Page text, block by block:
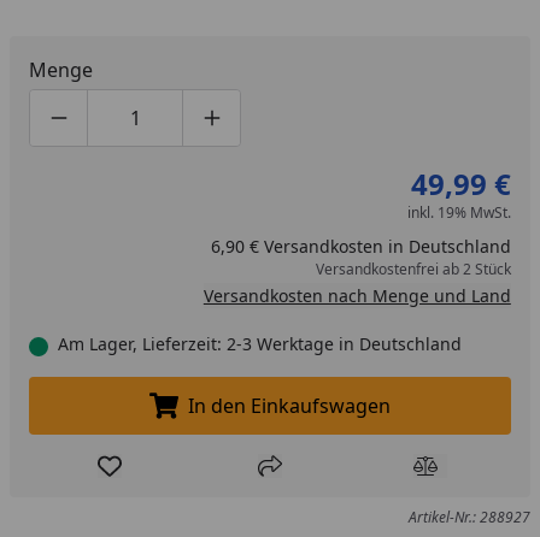
Menge
Produktmenge um eins verringern
Produktmenge manuell eingeben
Produktmenge um eins erhöhen
49,99 €
inkl. 19% MwSt.
6,90 € Versandkosten in Deutschland
Versandkostenfrei ab 2 Stück
Versandkosten nach Menge und Land
Am Lager, Lieferzeit: 2-3 Werktage in Deutschland
In den Einkaufswagen legen
In den Einkaufswagen
Produkt zur Wunschliste hinzufügen
Teilen Produkt
Artikel-Nr.: 288927